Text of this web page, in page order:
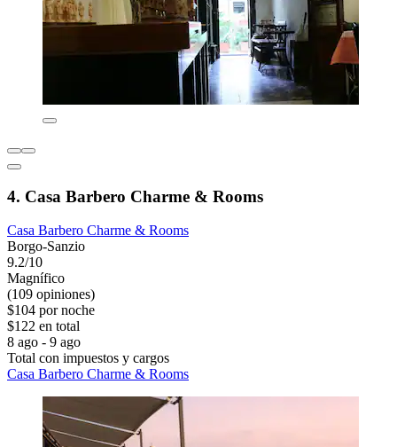
4. Casa Barbero Charme & Rooms
Casa Barbero Charme & Rooms
Borgo-Sanzio
9.2/10
Magnífico
(109 opiniones)
$104 por noche
$122 en total
8 ago - 9 ago
Total con impuestos y cargos
Casa Barbero Charme & Rooms